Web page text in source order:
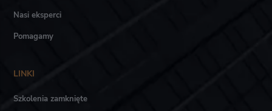
Nasi eksperci
Pomagamy
LINKI
Szkolenia zamknięte